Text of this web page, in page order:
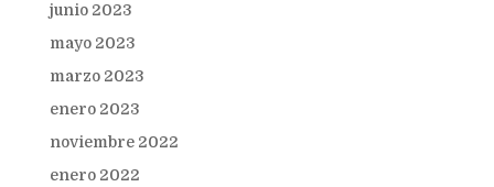
junio 2023
mayo 2023
marzo 2023
enero 2023
noviembre 2022
enero 2022